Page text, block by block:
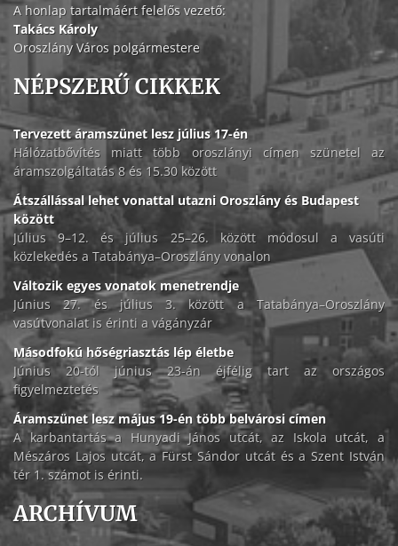
A honlap tartalmáért felelős vezető:
Takács Károly
Oroszlány Város polgármestere
NÉPSZERŰ CIKKEK
Tervezett áramszünet lesz július 17-én
Hálózatbővítés miatt több oroszlányi címen szünetel az
áramszolgáltatás 8 és 15.30 között
Átszállással lehet vonattal utazni Oroszlány és Budapest
között
Július 9–12. és július 25–26. között módosul a vasúti
közlekedés a Tatabánya–Oroszlány vonalon
Változik egyes vonatok menetrendje
Június 27. és július 3. között a Tatabánya–Oroszlány
vasútvonalat is érinti a vágányzár
Másodfokú hőségriasztás lép életbe
Június 20-tól június 23-án éjfélig tart az országos
figyelmeztetés
Áramszünet lesz május 19-én több belvárosi címen
A karbantartás a Hunyadi János utcát, az Iskola utcát, a
Mészáros Lajos utcát, a Fürst Sándor utcát és a Szent István
tér 1. számot is érinti.
ARCHÍVUM